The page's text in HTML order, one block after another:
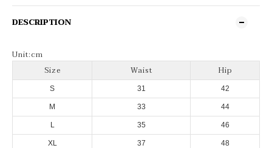
DESCRIPTION
Unit:cm
Size
Waist Hip
S 31 42
M 33 44
L 35 46
XL 37 48